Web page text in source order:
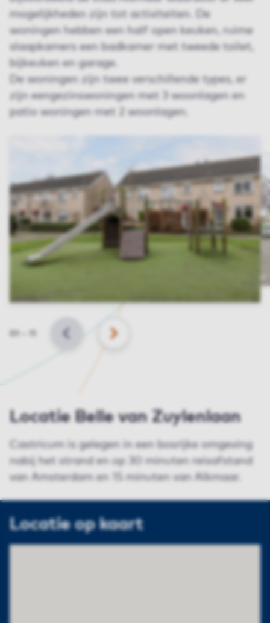
mogelijkheden zijn tot activiteiten. De
woningen hebben een half open keuken, ruime
slaapkamers een badkamer met tweede toilet,
bijkeuken en garage.
De woningen zijn twee verschillende types, er
zijn eengezinswoningen met 3 woonlagen en
patio woningen met 2 woonlagen.
Slide
VORIGE VOLGENDE
Locatie Belle van Zuylenlaan
Castricum is gelegen in een bosrijke omgeving
nabij het strand en op 30 minuten reisafstand
van Amsterdam en 15 minuten van Alkmaar.
Locatie op kaart